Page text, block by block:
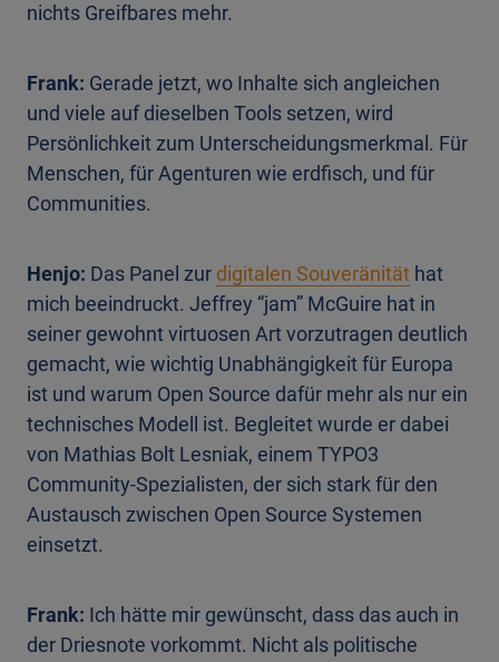
nichts Greifbares mehr.
Frank: Gerade jetzt, wo Inhalte sich angleichen
und viele auf dieselben Tools setzen, wird
Persönlichkeit zum Unterscheidungsmerkmal. Für
Menschen, für Agenturen wie erdfisch, und für
Communities.
Henjo: Das Panel zur digitalen Souveränität hat
mich beeindruckt. Jeffrey “jam” McGuire hat in
seiner gewohnt virtuosen Art vorzutragen deutlich
gemacht, wie wichtig Unabhängigkeit für Europa
ist und warum Open Source dafür mehr als nur ein
technisches Modell ist. Begleitet wurde er dabei
von Mathias Bolt Lesniak, einem TYPO3
Community-Spezialisten, der sich stark für den
Austausch zwischen Open Source Systemen
einsetzt.
Frank: Ich hätte mir gewünscht, dass das auch in
der Driesnote vorkommt. Nicht als politische